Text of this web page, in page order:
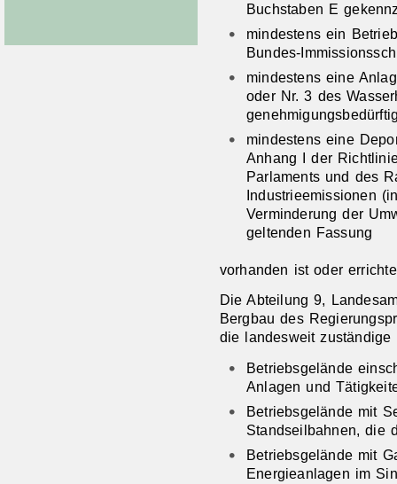
Buchstaben E
mindestens ein
Bundes-
mindestens eine
oder Nr. 3 des
mindestens eine
Anhang I der
Parlaments und des
Industrieemissionen
Verminderung der
geltenden Fassung
vorhanden ist oder
Die Abteilung 9,
Bergbau des
die landesweit zuständige
Betriebsgelände
Anlagen und
Betriebsgelände mit
Standseilbahnen, die
Betriebsgelände mit
Energieanlagen im